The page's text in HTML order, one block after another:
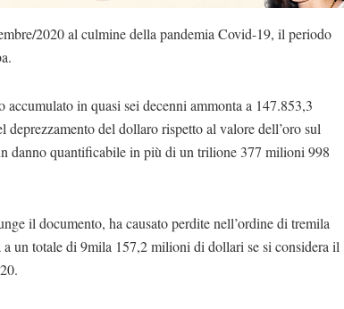
2020 al culmine della pandemia Covid-19, il periodo
in quasi sei decenni ammonta a 147.853,3
del dollaro rispetto al valore dell’oro sul
danno quantificabile in più di un trilione 377 milioni 998
il documento, ha causato perdite nell’ordine di tremila
un totale di 9mila 157,2 milioni di dollari se si considera il